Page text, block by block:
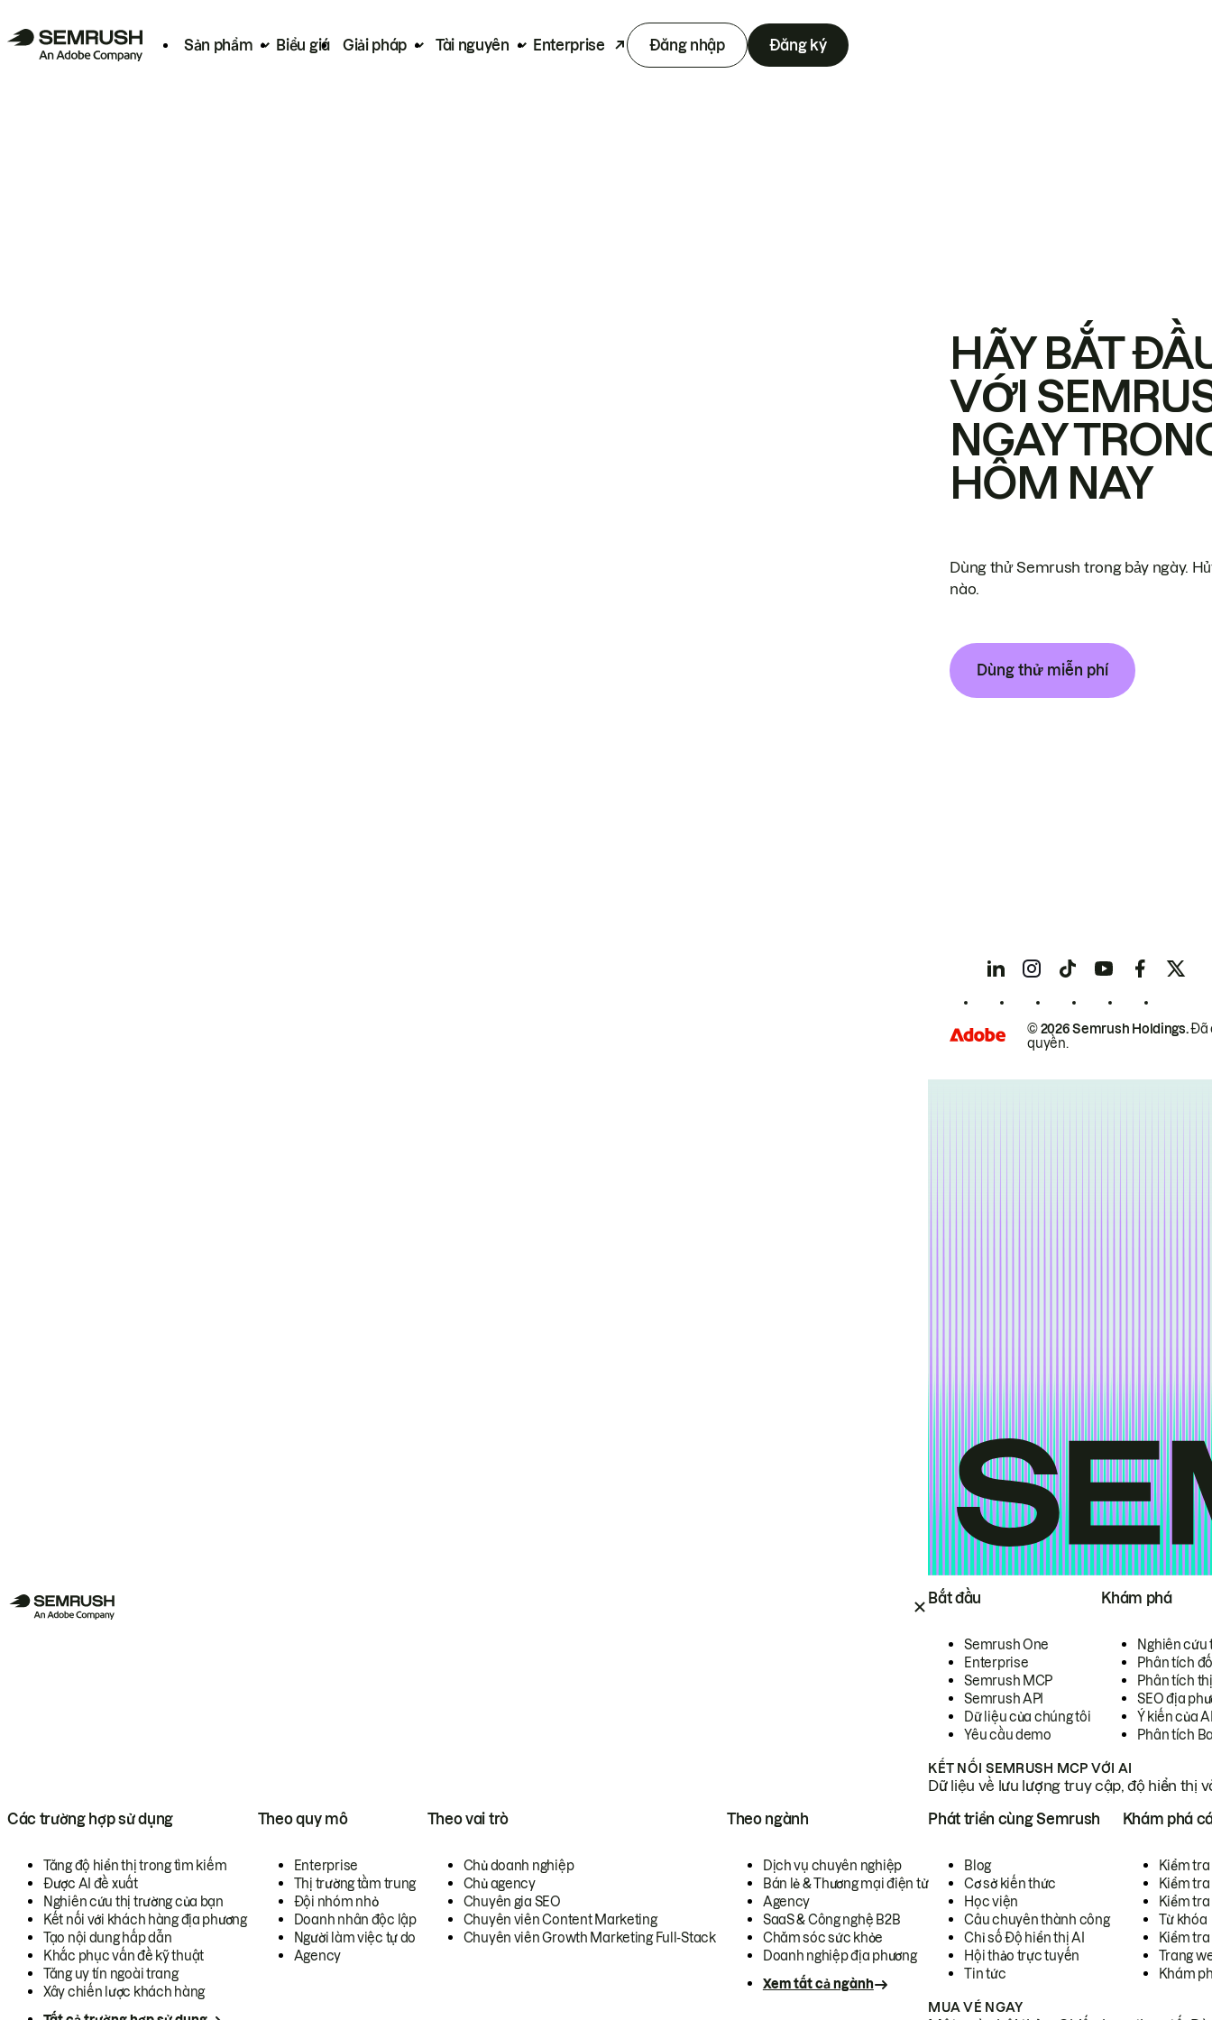
Sản phẩm Biểu giá Giải pháp Tài nguyên Enterprise Đăng nhập Đăng ký
Bắt đầu
Semrush One
Enterprise
Semrush MCP
Semrush API
Dữ liệu của chúng tôi
Yêu cầu demo
Khám phá
Nghiên cứu
Phân tích
Phân tích
SEO địa
Ý kiến của
Phân tích
KẾT NỐI SEMRUSH MCP VỚI AI
Dữ liệu về lưu lượng truy cập, độ hiển thị
Các trường hợp sử dụng
Tăng độ hiển thị trong tìm kiếm
Được AI đề xuất
Nghiên cứu thị trường của bạn
Kết nối với khách hàng địa phương
Tạo nội dung hấp dẫn
Khắc phục vấn đề kỹ thuật
Tăng uy tín ngoài trang
Xây chiến lược khách hàng
Theo quy mô
Enterprise
Thị trường tầm trung
Đội nhóm nhỏ
Doanh nhân độc lập
Người làm việc tự do
Agency
Theo vai trò
Chủ doanh nghiệp
Chủ agency
Chuyên gia SEO
Chuyên viên Content Marketing
Chuyên viên Growth Marketing Full-Stack
Theo ngành
Dịch vụ chuyên nghiệp
Bán lẻ & Thương mại điện tử
Agency
SaaS & Công nghệ B2B
Chăm sóc sức khỏe
Doanh nghiệp địa phương
Xem tất cả ngành
Phát triển cùng Semrush
Blog
Cơ sở kiến thức
Học viện
Câu chuyên thành công
Chỉ số Độ hiển thị AI
Hội thảo trực tuyến
Tin tức
Khám phá
Kiểm
Kiểm tra
Kiểm
Từ khóa
Kiểm
Trang
Khám
MUA VÉ NGAY
HÃY BẮT
VỚI
NGAY
HÔM NAY
Dùng thử Semrush trong bảy ngày.
nào.
Dùng thử miễn phí
© 2026 Semrush Holdings.Đã
quyền.